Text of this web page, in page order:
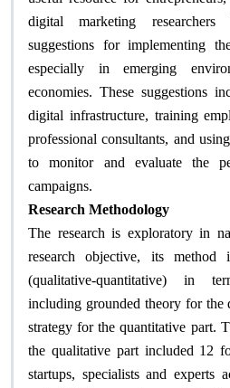
digital marketing
suggestions for implementing
especially in emerging
economies. These suggestions
digital infrastructure, training
professional consultants, and
to monitor and evaluate the
campaigns.
Research Methodology
The research is exploratory in
research objective, its method
(qualitative-quantitative) in
including grounded theory for the
strategy for the quantitative part.
the qualitative part included 12
startups, specialists and experts